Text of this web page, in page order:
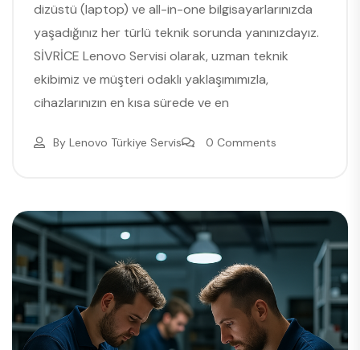
dizüstü (laptop) ve all-in-one bilgisayarlarınızda
yaşadığınız her türlü teknik sorunda yanınızdayız.
SİVRİCE Lenovo Servisi olarak, uzman teknik
ekibimiz ve müşteri odaklı yaklaşımımızla,
cihazlarınızın en kısa sürede ve en
By Lenovo Türkiye Servis 0 Comments